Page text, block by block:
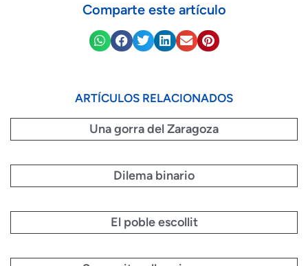
Comparte este artículo
ARTÍCULOS RELACIONADOS
Una gorra del Zaragoza
Dilema binario
El poble escollit